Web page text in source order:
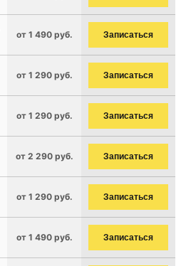
от 1 490 руб. Записаться
от 1 290 руб. Записаться
от 1 290 руб. Записаться
от 2 290 руб. Записаться
от 1 290 руб. Записаться
от 1 490 руб. Записаться